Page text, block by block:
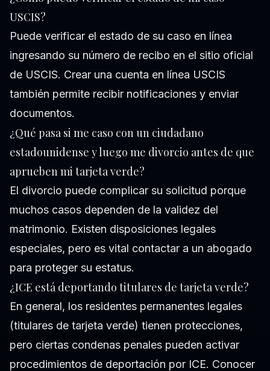
USCIS?
Puede verificar el estado de su caso en línea
ingresando su número de recibo en el sitio oficial
de USCIS. Crear una cuenta en línea USCIS
también permite recibir notificaciones y enviar
documentos.
¿Qué pasa si me caso con un ciudadano
estadounidense y luego me divorcio antes de que
aprueben mi tarjeta verde?
El divorcio puede complicar su solicitud porque
muchos casos dependen de la validez del
matrimonio. Existen disposiciones legales
especiales, pero es vital contactar a un abogado
para proteger su estatus.
¿ICE está deportando titulares de tarjeta verde?
En general, los residentes permanentes legales
(titulares de tarjeta verde) tienen protecciones,
pero ciertas condenas penales pueden activar
procedimientos de deportación por ICE. Conocer